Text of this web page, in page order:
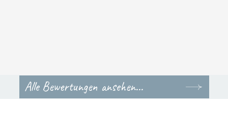
Alle Bewertungen ansehen...